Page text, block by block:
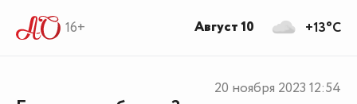
16+
20 ноября 2023 12:54
+13°C
Август 10